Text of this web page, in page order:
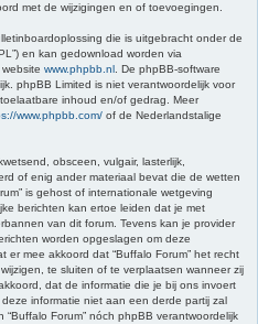
met de wijzigingen en of toevoegingen.
die is uitgebracht onder de
en kan gedownload worden via
www.phpbb.nl . De phpBB-software
phpBB Limited is niet verantwoordelijk voor
inhoud en/of gedrag. Meer
www.phpbb.com/ of de Nederlandstalige
obsceen, vulgair, lasterlijk,
of enig ander materiaal bevat die de wetten
is gehost of internationale wetgeving
berichten kan ertoe leiden dat je met
van dit forum. Tevens kan je provider
worden opgeslagen om deze
mee akkoord dat “Buffalo Forum” het recht
te sluiten of te verplaatsen wanneer zij
dat de informatie die je bij ons invoert
informatie niet aan een derde partij zal
Forum” nóch phpBB verantwoordelijk